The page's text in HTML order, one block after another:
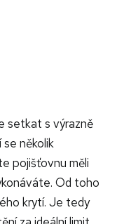
setkat s výrazně
se několik
pojišťovnu měli
Od toho
krytí. Je tedy